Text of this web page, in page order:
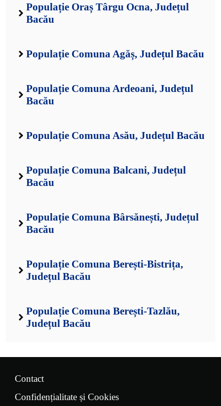
Populație Oraș Târgu Ocna, Județul
Bacău
Populație Comuna Agăș, Județul Bacău
Populație Comuna Ardeoani, Județul
Bacău
Populație Comuna Asău, Județul Bacău
Populație Comuna Balcani, Județul
Bacău
Populație Comuna Bârsănești, Județul
Bacău
Populație Comuna Berești-Bistrița,
Județul Bacău
Populație Comuna Berești-Tazlău,
Județul Bacău
Contact
Confidențialitate și Cookies